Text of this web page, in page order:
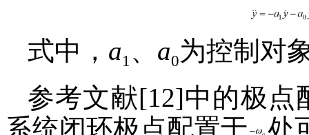
式中， a1 、 a0为控制对
参考文献[12]中的极点
系统闭环极点配置于
处